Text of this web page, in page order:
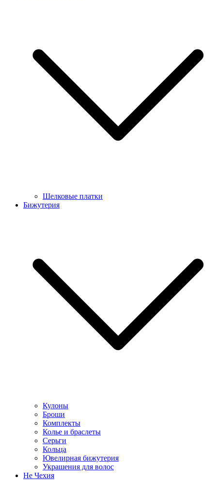
Шелковые платки
Бижутерия
Кулоны
Броши
Комплекты
Колье и браслеты
Серьги
Кольца
Ювелирная бижутерия
Украшения для волос
Не Чехия